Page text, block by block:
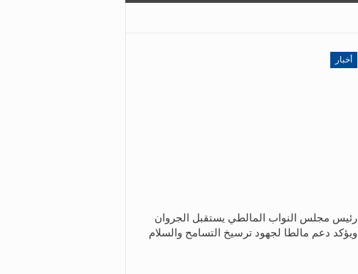
أخبار
رئيس مجلس النواب المالطي يستقبل الجروان
ويؤكد دعم مالطا لجهود ترسيخ التسامح والسلام